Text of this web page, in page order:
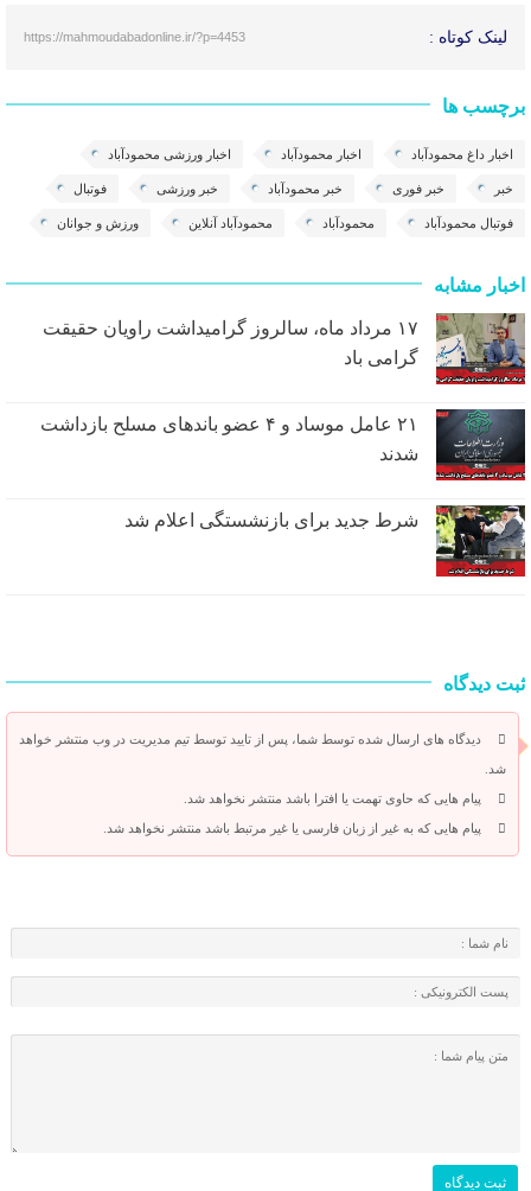
لینک کوتاه : https://mahmoudabadonline.ir/?p=4453
برچسب ها
اخبار داغ محمودآباد اخبار محمودآباد اخبار ورزشی محمودآباد
خبر خبر فوری خبر محمودآباد خبر ورزشی فوتبال
فوتبال محمودآباد محمودآباد محمودآباد آنلاین ورزش و جوانان
اخبار مشابه
۱۷ مرداد ماه، سالروز گرامیداشت راویان حقیقت
گرامی باد
۲۱ عامل موساد و ۴ عضو باند‌های مسلح بازداشت
شدند
شرط جدید برای بازنشستگی اعلام شد
ثبت دیدگاه
دیدگاه های ارسال شده توسط شما، پس از تایید توسط تیم مدیریت در وب منتشر خواهد
شد.
پیام هایی که حاوی تهمت یا افترا باشد منتشر نخواهد شد.
پیام هایی که به غیر از زبان فارسی یا غیر مرتبط باشد منتشر نخواهد شد.